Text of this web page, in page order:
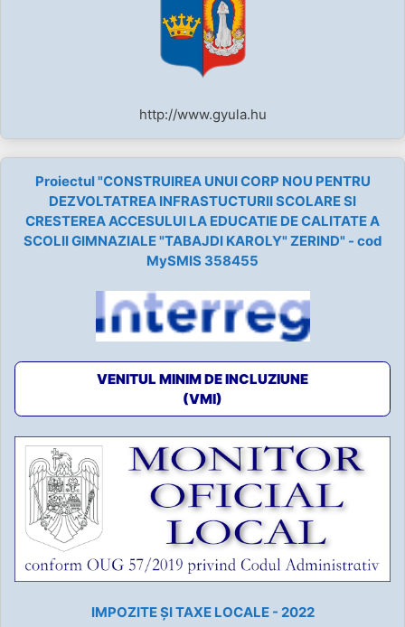
http://www.gyula.hu
Proiectul "CONSTRUIREA UNUI CORP NOU PENTRU
DEZVOLTATREA INFRASTUCTURII SCOLARE SI
CRESTEREA ACCESULUI LA EDUCATIE DE CALITATE A
SCOLII GIMNAZIALE "TABAJDI KAROLY" ZERIND" - cod
MySMIS 358455
VENITUL MINIM DE INCLUZIUNE
(VMI)
IMPOZITE ȘI TAXE LOCALE - 2022